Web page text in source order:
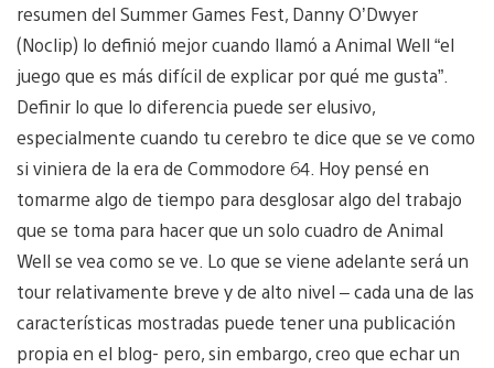
resumen del Summer Games Fest, Danny O’Dwyer
(Noclip) lo definió mejor cuando llamó a Animal Well “el
juego que es más difícil de explicar por qué me gusta”.
Definir lo que lo diferencia puede ser elusivo,
especialmente cuando tu cerebro te dice que se ve como
si viniera de la era de Commodore 64. Hoy pensé en
tomarme algo de tiempo para desglosar algo del trabajo
que se toma para hacer que un solo cuadro de Animal
Well se vea como se ve. Lo que se viene adelante será un
tour relativamente breve y de alto nivel – cada una de las
características mostradas puede tener una publicación
propia en el blog- pero, sin embargo, creo que echar un